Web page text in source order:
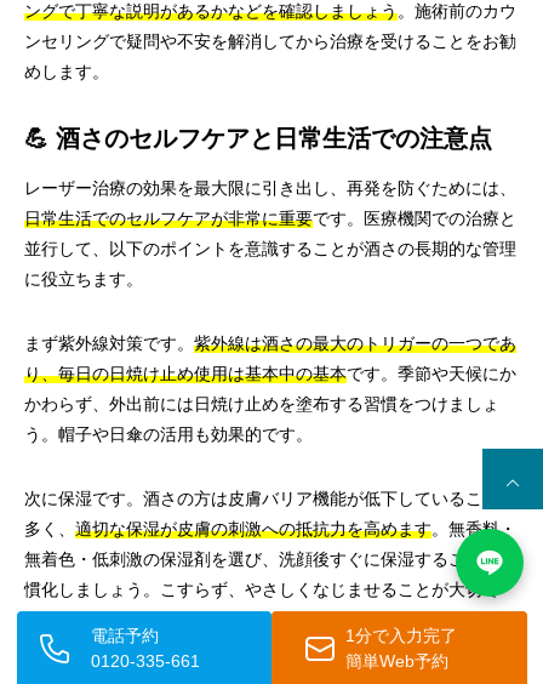
ングで丁寧な説明があるかなどを確認しましょう。施術前のカウ
ンセリングで疑問や不安を解消してから治療を受けることをお勧
めします。
💪 酒さのセルフケアと日常生活での注意点
レーザー治療の効果を最大限に引き出し、再発を防ぐためには、
日常生活でのセルフケアが非常に重要です。医療機関での治療と
並行して、以下のポイントを意識することが酒さの長期的な管理
に役立ちます。
まず紫外線対策です。 紫外線は酒さの最大のトリガーの一つであ
り、毎日の日焼け止め使用は基本中の基本です。季節や天候にか
かわらず、外出前には日焼け止めを塗布する習慣をつけましょ
う。帽子や日傘の活用も効果的です。
次に保湿です。酒さの方は皮膚バリア機能が低下していることが
多く、 適切な保湿が皮膚の刺激への抵抗力を高めます。無香料・
無着色・低刺激の保湿剤を選び、洗顔後すぐに保湿することを習
慣化しましょう。こすらず、やさしくなじませることが大切で
電話予約
0120-335-661
1分で入力完了
簡単Web予約